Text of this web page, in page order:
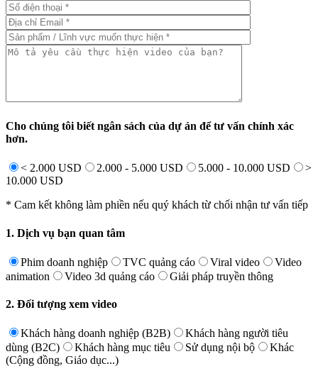
Cho chúng tôi biết ngân sách của dự án để tư vấn chính xác
hơn.
< 2.000 USD 2.000 - 5.000 USD 5.000 - 10.000 USD
>
10.000 USD
* Cam kết không làm phiền nếu quý khách từ chối nhận tư vấn tiếp
1. Dịch vụ bạn quan tâm
Phim doanh nghiệp TVC quảng cáo Viral video
Video
animation
Video 3d quảng cáo Giải pháp truyền thông
2. Đối tượng xem video
Khách hàng doanh nghiệp (B2B)
Khách hàng người tiêu
dùng (B2C)
Khách hàng mục tiêu Sử dụng nội bộ
Khác
(Cộng đồng, Giáo dục...)